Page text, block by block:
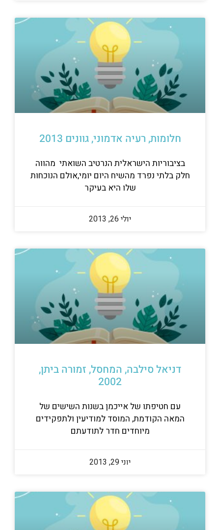
חלומות, רעיה אדמוני, גוונים 2013
בציבוריות הישראלית הנרטיב השואתי מהווה
חלק בלתי נפרד מהשיח היום יומי,אולם הנוכחות
שלו היא בעיקר
יולי 26, 2013
דניאל סילבה, המחסל, זמורה ביתן,
2002
עם חטיפתו של אייכמן בשנות השישים של
המאה הקודמת, המוסד למודיעין ולתפקידים
מיוחדים חדר לתודעתם
יוני 29, 2013